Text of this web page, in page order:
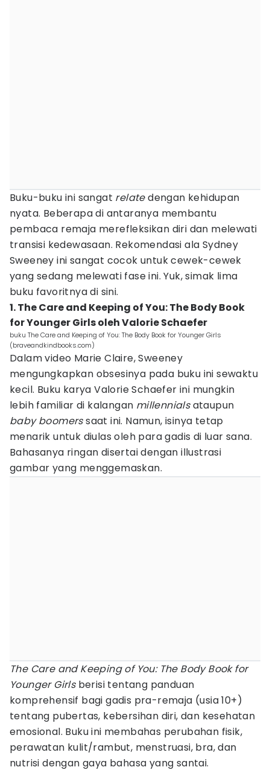
Buku-buku ini sangat relatedengan kehidupan
nyata. Beberapa di antaranya membantu
pembaca remaja merefleksikan diri dan melewati
transisi kedewasaan. Rekomendasi ala Sydney
Sweeney ini sangat cocok untuk cewek-cewek
yang sedang melewati fase ini. Yuk, simak lima
buku favoritnya di sini.
1. The Care and Keeping of You: The Body Book
for Younger Girls oleh Valorie Schaefer
buku The Care and Keeping of You: The Body Book for Younger Girls
(braveandkindbooks.com)
Dalam video Marie Claire, Sweeney
mengungkapkan obsesinya pada buku ini sewaktu
kecil. Buku karya Valorie Schaefer ini mungkin
lebih familiar di kalangan millennialsataupun
baby boomerssaat ini. Namun, isinya tetap
menarik untuk diulas oleh para gadis di luar sana.
Bahasanya ringan disertai dengan illustrasi
gambar yang menggemaskan.
The Care and Keeping of You: The Body Book for
Younger Girls berisi tentang panduan
komprehensif bagi gadis pra-remaja (usia 10+)
tentang pubertas, kebersihan diri, dan kesehatan
emosional. Buku ini membahas perubahan fisik,
perawatan kulit/rambut, menstruasi, bra, dan
nutrisi dengan gaya bahasa yang santai.